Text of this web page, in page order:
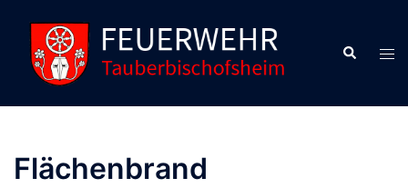
Inhalt
springen
Suche
Flächenbrand